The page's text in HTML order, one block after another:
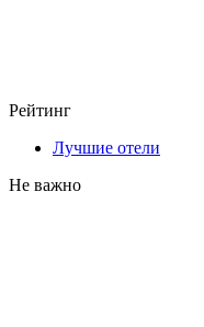
Рейтинг
Лучшие отели
Не важно